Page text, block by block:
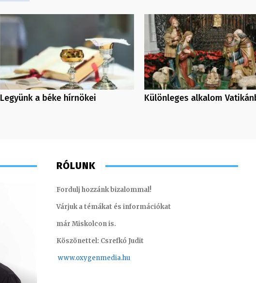
Legyünk a béke hírnökei Különleges alkalom
RÓLUNK
Fordulj hozzánk bizalommal!
Várjuk a témákat és információkat
már Miskolcon is.
Köszönettel: Csrefkó Judit
www.oxygenmedia.hu